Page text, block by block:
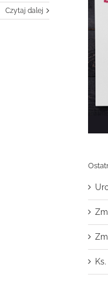
Czytaj dalej